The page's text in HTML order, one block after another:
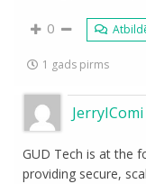
0
1 gads pirms
JerryIComi
GUD Tech is at the
providing secure,